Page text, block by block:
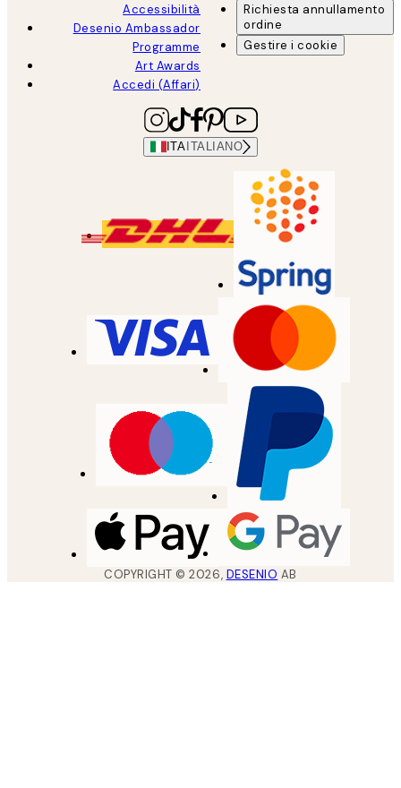
Accessibilità
Desenio Ambassador
Programme
Art Awards
Accedi (Affari)
Richiesta annullamento
ordine
Gestire i cookie
ITA ITALIANO
COPYRIGHT ©2026, DESENIO AB